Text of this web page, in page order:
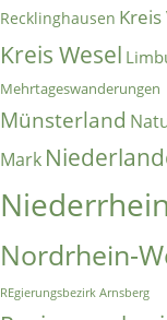
Recklinghausen Kreis
Kreis Wesel
Mehrtageswanderungen
Münsterland
Mark
Niederrhein
Nordrhein-
REgierungsbezirk Arnsberg